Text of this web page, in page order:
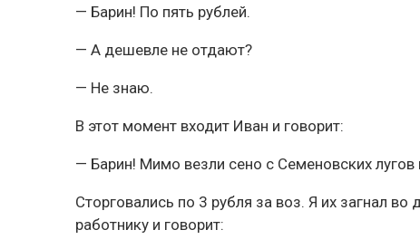
— Барин! По пять рублей.
— А дешевле не отдают?
— Не знаю.
В этот момент входит Иван и говорит:
— Барин! Мимо везли сено с Семеновских лугов
Сторговались по 3 рубля за воз. Я их загнал
работнику и говорит: